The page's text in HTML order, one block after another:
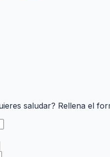
saludar? Rellena el